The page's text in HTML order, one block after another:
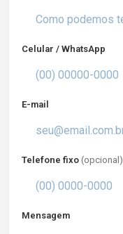
Celular / WhatsApp
E-mail
Telefone fixo (opcional)
Mensagem